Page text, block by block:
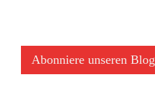
Abonniere unseren Blog